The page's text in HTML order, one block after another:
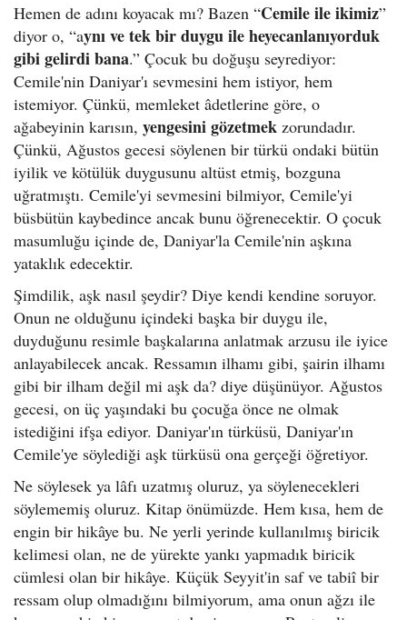
Hemen de adını koyacak mı? Bazen “Cemile ile ikimiz”
diyor o, “aynı ve tek bir duygu ile heyecanlanıyorduk
gibi gelirdi bana.” Çocuk bu doğuşu seyrediyor:
Cemile'nin Daniyar'ı sevmesini hem istiyor, hem
istemiyor. Çünkü, memleket âdetlerine göre, o
ağabeyinin karısın, yengesini gözetmek zorundadır.
Çünkü, Ağustos gecesi söylenen bir türkü ondaki bütün
iyilik ve kötülük duygusunu altüst etmiş, bozguna
uğratmıştı. Cemile'yi sevmesini bilmiyor, Cemile'yi
büsbütün kaybedince ancak bunu öğrenecektir. O çocuk
masumluğu içinde de, Daniyar'la Cemile'nin aşkına
yataklık edecektir.
Şimdilik, aşk nasıl şeydir? Diye kendi kendine soruyor.
Onun ne olduğunu içindeki başka bir duygu ile,
duyduğunu resimle başkalarına anlatmak arzusu ile iyice
anlayabilecek ancak. Ressamın ilhamı gibi, şairin ilhamı
gibi bir ilham değil mi aşk da? diye düşünüyor. Ağustos
gecesi, on üç yaşındaki bu çocuğa önce ne olmak
istediğini ifşa ediyor. Daniyar'ın türküsü, Daniyar'ın
Cemile'ye söylediği aşk türküsü ona gerçeği öğretiyor.
Ne söylesek ya lâfı uzatmış oluruz, ya söylenecekleri
söylememiş oluruz. Kitap önümüzde. Hem kısa, hem de
engin bir hikâye bu. Ne yerli yerinde kullanılmış biricik
kelimesi olan, ne de yürekte yankı yapmadık biricik
cümlesi olan bir hikâye. Küçük Seyyit'in saf ve tabiî bir
ressam olup olmadığını bilmiyorum, ama onun ağzı ile